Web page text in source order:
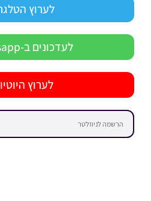
לערוץ
לעדכונים ב-Whatsapp
לערוץ